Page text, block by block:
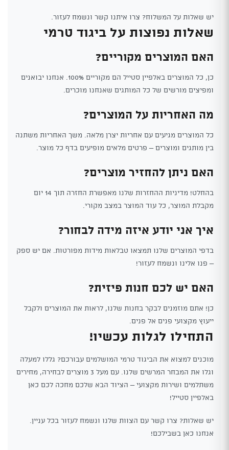
יש שאלות על המשלוח? צרו איתנו קשר ונשמח לעזור.
שאלות נפוצות על ביגוד טרמי
האם המוצרים מקוריים?
כן, כל המוצרים באלפיין סטייל הם מקוריים 100%. אנחנו יבואנים
ומפיצים מורשים של כל המותגים שאנחנו מוכרים.
מה האחריות על המוצרים?
כל המוצרים מגיעים עם אחריות יצרן מלאה. משך האחריות משתנה
בין מותגים ומוצרים – פרטים מלאים מופיעים בדף כל מוצר.
האם ניתן להחזיר מוצרים?
בהחלט! מדיניות ההחזרות שלנו מאפשרת החזרה תוך 14 יום
מקבלת המוצר, כל עוד המוצר במצב מקורי.
איך אני יודע איזה מידה לבחור?
בדפי המוצרים שלנו תמצאו טבלאות מידות מפורטות. אם יש ספק
– פנו אלינו ונשמח לעזור!
האם יש לכם חנות פיזית?
כן! אתם מוזמנים לבקר בחנות שלנו, לראות את המוצרים ולקבל
ייעוץ מקצועי פנים אל פנים.
התחילו לגלות עכשיו!
מוכנים למצוא את הביגוד טרמי המושלמים עבורכם? גללו למעלה
וגלו את המבחר המרשים שלנו. עם מעל 3 מוצרים לבחירה, מחירים
משתלמים ושירות מקצועי – הציוד הבא שלכם מחכה לכם כאן
באלפיין סטייל!
יש שאלות? צרו קשר עם הצוות שלנו ונשמח לעזור בכל עניין.
אנחנו כאן בשבילכם!